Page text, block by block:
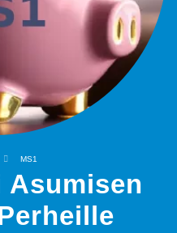
MS1
Asumisen